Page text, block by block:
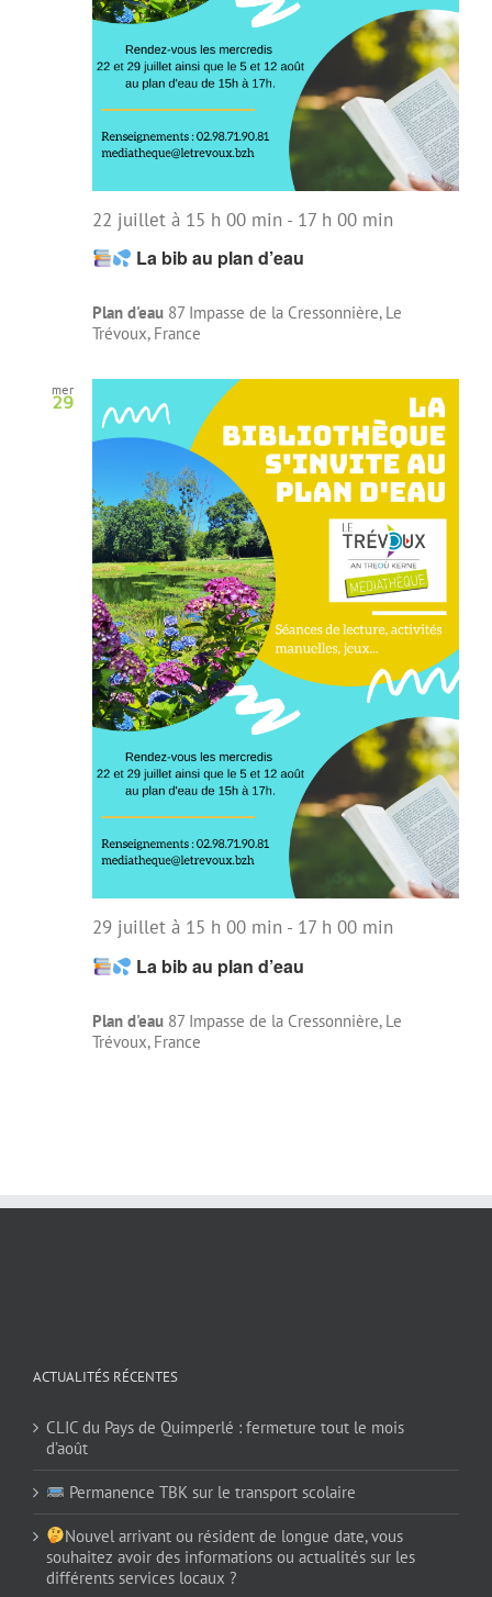
La bib au plan d’eau
22 juillet à 15 h 00 min - 17 h 00 min
Plan d'eau 87 Impasse de la Cressonnière, Le
Trévoux, France
mer
29
La bib au plan d’eau
29 juillet à 15 h 00 min - 17 h 00 min
Plan d'eau 87 Impasse de la Cressonnière, Le
Trévoux, France
ACTUALITÉS RÉCENTES
CLIC du Pays de Quimperlé : fermeture tout le mois
d’août
Permanence TBK sur le transport scolaire
Nouvel arrivant ou résident de longue date, vous
souhaitez avoir des informations ou actualités sur les
différents services locaux ?